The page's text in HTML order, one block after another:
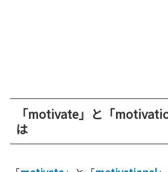
「motivate」と「
は